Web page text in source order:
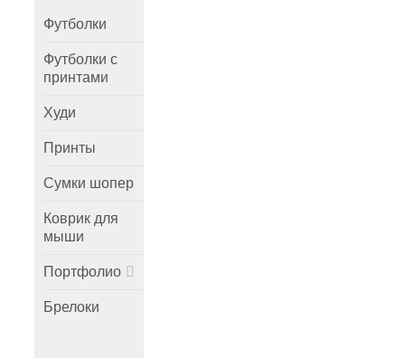
Футболки
Футболки с
принтами
Худи
Принты
Сумки шопер
Коврик для
мыши
Портфолио
Брелоки